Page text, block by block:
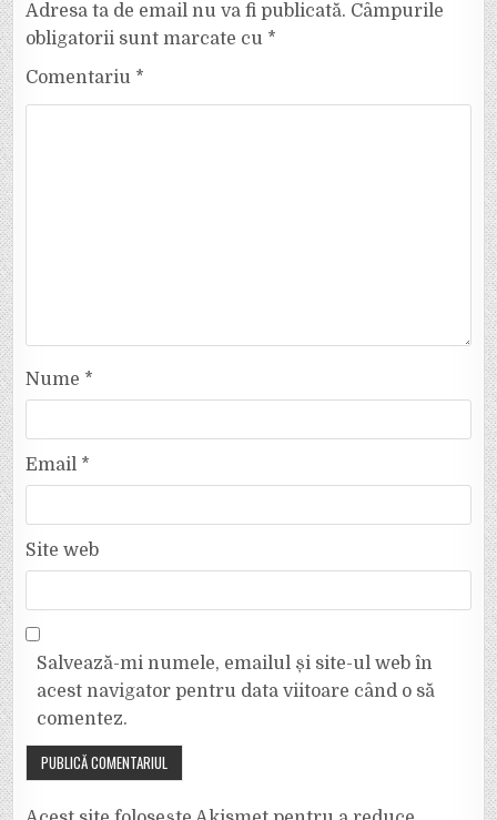
Adresa ta de email nu va fi publicată. Câmpurile
obligatorii sunt marcate cu *
Comentariu *
Nume *
Email *
Site web
Salvează-mi numele, emailul și site-ul web în
acest navigator pentru data viitoare când o să
comentez.